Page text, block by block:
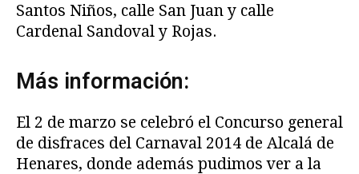
Santos Niños, calle San Juan y calle
Cardenal Sandoval y Rojas.
Más información:
El 2 de marzo se celebró el Concurso general
de disfraces del Carnaval 2014 de Alcalá de
Henares, donde además pudimos ver a la